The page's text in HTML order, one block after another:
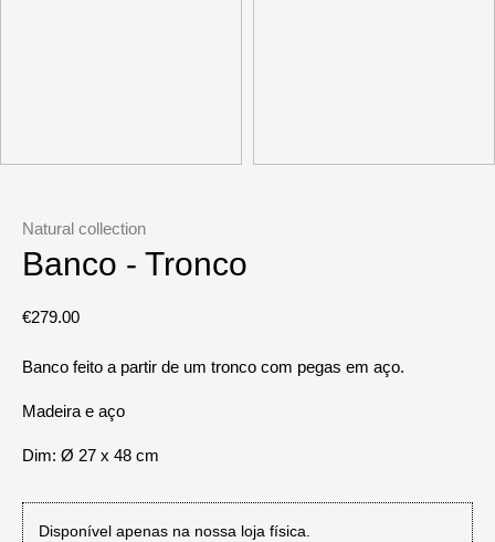
Natural collection
Banco - Tronco
€279.00
Banco feito a partir de um tronco com pegas em aço.
Madeira e aço
Dim: Ø 27 x 48 cm
Disponível apenas na nossa loja física.